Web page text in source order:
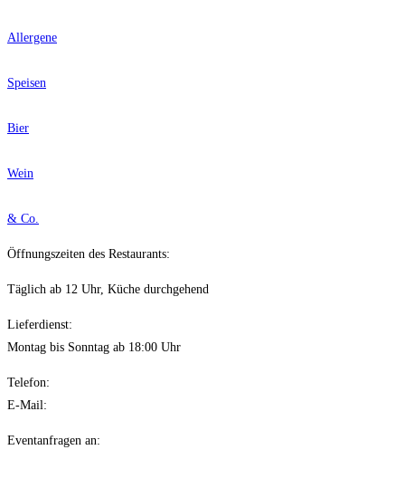
Allergene
Speisen
Bier
Wein
& Co.
Öffnungszeiten des Restaurants:
Täglich ab 12 Uhr, Küche durchgehend
Lieferdienst:
Montag bis Sonntag ab 18:00 Uhr
Telefon:
E-Mail:
Eventanfragen an: